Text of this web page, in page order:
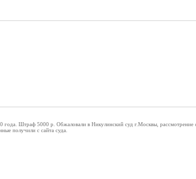
Штраф 5000 р. Обжаловали в Никулинский суд г.Москвы, рассмотрение
получили с сайта суда.